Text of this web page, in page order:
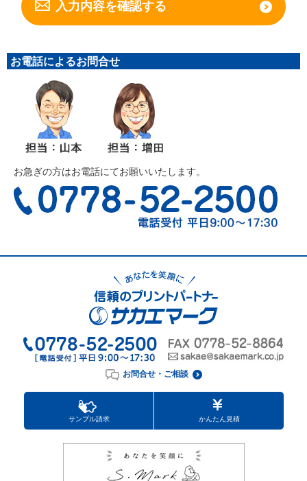
お電話によるお問合せ
お急ぎの方はお電話にてお願いいたします。
お問合せ・ご相談
サンプル請求 かんたん見積